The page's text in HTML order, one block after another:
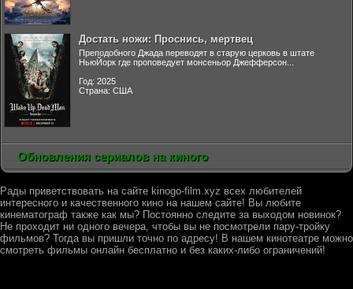
Достать ножи: Проснись, мертвец
Преподобного Джада переводят в старую церковь в штате
НьюЙорк где проповедует монсеньор Джефферсон...
Год: 2025
Страна: США
Обновления сериалов на киного
Рады приветствовать на сайте kinogo-film.xyz всех любителей
интересного и качественного кино на нашем сайте! Вы любите
кинематограф также как мы? Постоянно следите за выходом новинок?
Не проходит ни одного вечера, чтобы вы не посмотрели пару-тройку
фильмов? Тогда вы пришли точно по адресу! В нашем кинотеатре можно
смотреть фильмы онлайн бесплатно и без каких-либо ограничений!